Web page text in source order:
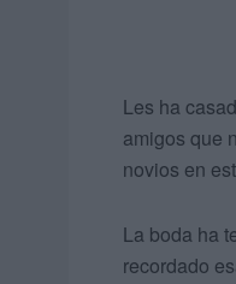
Les ha
amigos que
novios en
La boda ha
recordado